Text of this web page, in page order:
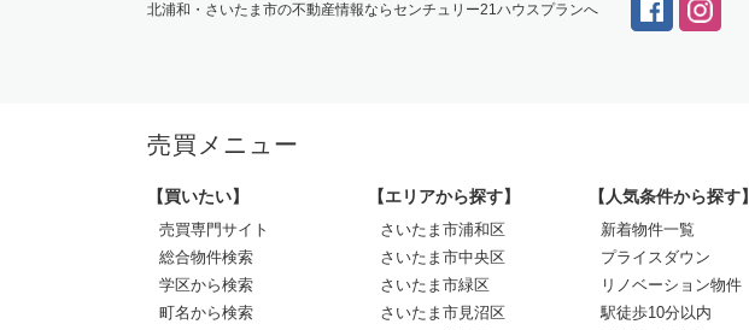
北浦和・さいたま市の不動産情報ならセンチュリー21ハウスプランへ
売買メニュー
【買いたい】
売買専門サイト
総合物件検索
学区から検索
町名から検索
【エリアから探す】
さいたま市浦和区
さいたま市中央区
さいたま市緑区
さいたま市見沼区
【人気条件から探す】
新着物件一覧
プライスダウン
リノベーション物件
駅徒歩10分以内